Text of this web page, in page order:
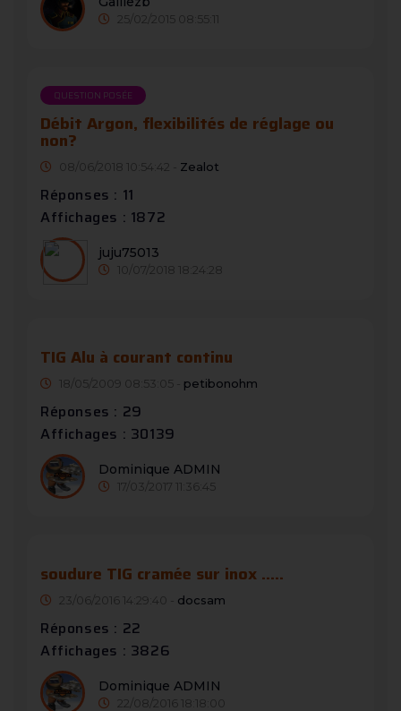
25/02/2015 08:55:11
QUESTION POSÉE
Débit Argon, flexibilités de réglage ou
non?
08/06/2018 10:54:42 - Zealot
Réponses : 11
Affichages : 1872
juju75013
10/07/2018 18:24:28
TIG Alu à courant continu
18/05/2009 08:53:05 - petibonohm
Réponses : 29
Affichages : 30139
Dominique ADMIN
17/03/2017 11:36:45
soudure TIG cramée sur inox .....
23/06/2016 14:29:40 - docsam
Réponses : 22
Affichages : 3826
Dominique ADMIN
22/08/2016 18:18:00